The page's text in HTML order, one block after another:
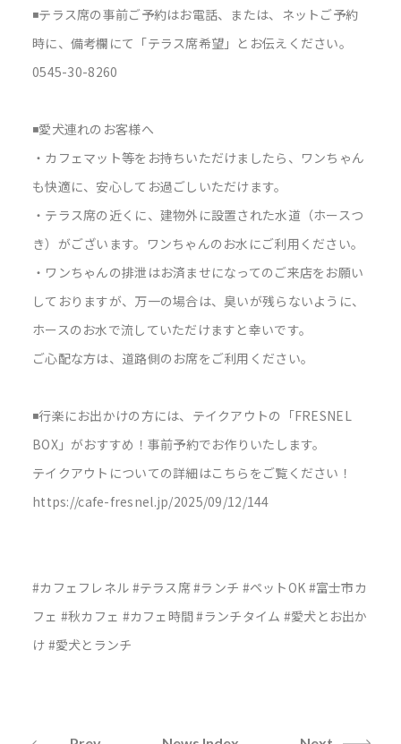
◾️テラス席の事前ご予約はお電話、または、ネットご予約
時に、備考欄にて「テラス席希望」とお伝えください。
0545-30-8260
◾️愛犬連れのお客様へ
・カフェマット等をお持ちいただけましたら、ワンちゃん
も快適に、安心してお過ごしいただけます。
・テラス席の近くに、建物外に設置された水道（ホースつ
き）がございます。ワンちゃんのお水にご利用ください。
・ワンちゃんの排泄はお済ませになってのご来店をお願い
しておりますが、万一の場合は、臭いが残らないように、
ホースのお水で流していただけますと幸いです。
ご心配な方は、道路側のお席をご利用ください。
◾️行楽にお出かけの方には、テイクアウトの「FRESNEL
BOX」がおすすめ！事前予約でお作りいたします。
テイクアウトについての詳細はこちらをご覧ください！
https://cafe-fresnel.jp/2025/09/12/144
#カフェフレネル #テラス席 #ランチ #ペットOK #富士市カ
フェ #秋カフェ #カフェ時間 #ランチタイム #愛犬とお出か
け #愛犬とランチ